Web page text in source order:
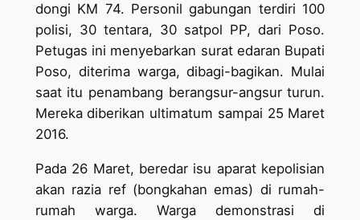
dongi KM 74. Personil gabungan terdiri 100
polisi, 30 tentara, 30 satpol PP, dari Poso.
Petugas ini menyebarkan surat edaran Bupati
Poso, diterima warga, dibagi-bagikan. Mulai
saat itu penambang berangsur-angsur turun.
Mereka diberikan ultimatum sampai 25 Maret
2016.
Pada 26 Maret, beredar isu aparat kepolisian
akan razia ref (bongkahan emas) di rumah-
rumah warga. Warga demonstrasi di